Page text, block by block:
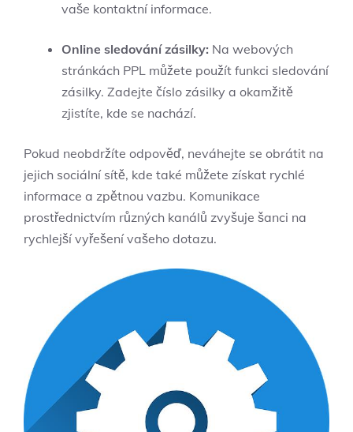
vaše kontaktní informace.
Online sledování zásilky: Na webových
stránkách PPL můžete použít funkci sledování
zásilky. Zadejte číslo zásilky a okamžitě
zjistíte, kde se nachází.
Pokud neobdržíte odpověď, neváhejte se obrátit na
jejich sociální sítě, kde také můžete získat rychlé
informace a zpětnou vazbu. Komunikace
prostřednictvím různých kanálů zvyšuje šanci na
rychlejší vyřešení vašeho dotazu.